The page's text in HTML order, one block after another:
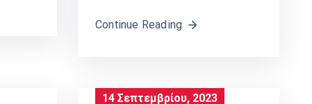
Continue Reading
14 Σεπτεμβρίου, 2023